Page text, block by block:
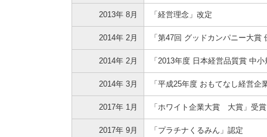
2013年 8月 「経営理念」改定
2014年 2月 「第47回 グッドカンパニー大賞
2014年 2月 「2013年度 日本経営品質賞 中
2014年 3月 「平成25年度 おもてなし経営企
2017年 1月 「ホワイト企業大賞 大賞」受賞
2017年 9月 「プラチナくるみん」認定